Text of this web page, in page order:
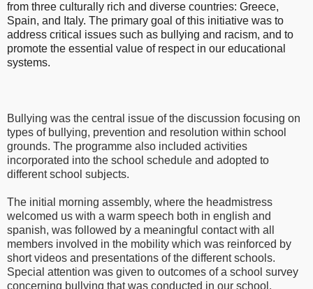
from three culturally rich and diverse countries: Greece,
Spain, and Italy. The primary goal of this initiative was to
address critical issues such as bullying and racism, and to
promote the essential value of respect in our educational
systems.
Bullying was the central issue of the discussion focusing on
types of bullying, prevention and resolution within school
grounds. The programme also included activities
incorporated into the school schedule and adopted to
different school subjects.
The initial morning assembly, where the headmistress
welcomed us with a warm speech both in english and
spanish, was followed by a meaningful contact with all
members involved in the mobility which was reinforced by
short videos and presentations of the different schools.
Special attention was given to outcomes of a school survey
concerning bullying that was conducted in our school.